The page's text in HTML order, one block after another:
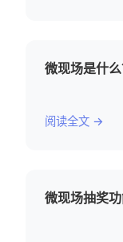
微现场是什
阅读全文 →
微现场抽奖